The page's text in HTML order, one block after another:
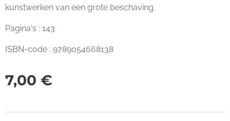
kunstwerken van een grote beschaving.
Pagina's : 143
ISBN-code : 9789054668138
7,00 €